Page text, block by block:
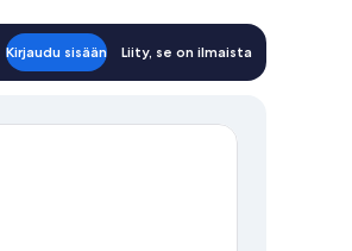
Kirjaudu sisään Liity, se on ilmaista